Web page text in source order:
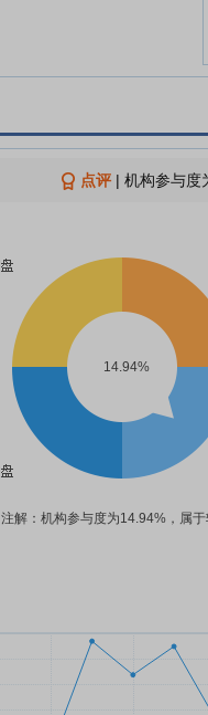
点评| 机构参与度
14.94%
注解：机构参与度为14.94%，属于